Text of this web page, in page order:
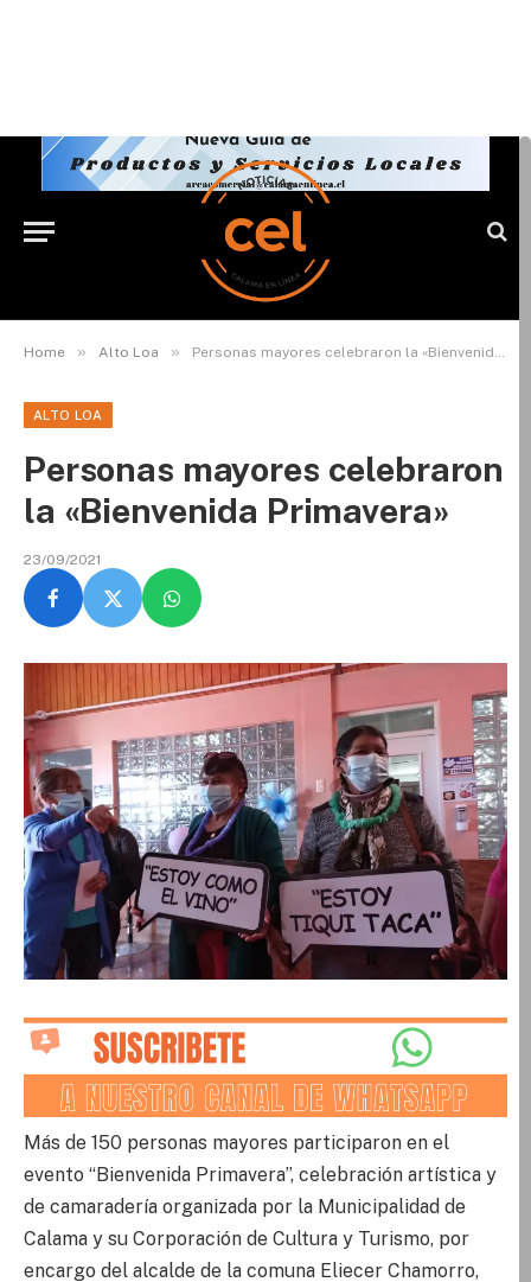
Home » Alto Loa » Personas mayores celebraron la «Bienvenida Primavera»
ALTO LOA
Personas mayores celebraron
la «Bienvenida Primavera»
23/09/2021
Más de 150 personas mayores participaron en el
evento “Bienvenida Primavera”, celebración artística y
de camaradería organizada por la Municipalidad de
Calama y su Corporación de Cultura y Turismo, por
encargo del alcalde de la comuna Eliecer Chamorro,